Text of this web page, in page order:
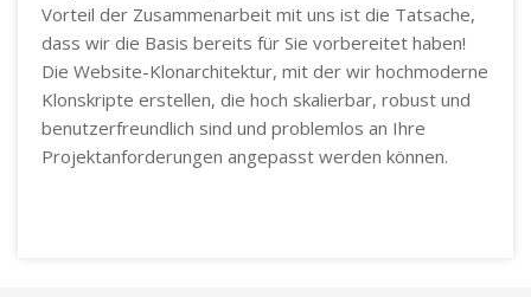
Vorteil der Zusammenarbeit mit uns ist die Tatsache,
dass wir die Basis bereits für Sie vorbereitet haben!
Die Website-Klonarchitektur, mit der wir hochmoderne
Klonskripte erstellen, die hoch skalierbar, robust und
benutzerfreundlich sind und problemlos an Ihre
Projektanforderungen angepasst werden können.